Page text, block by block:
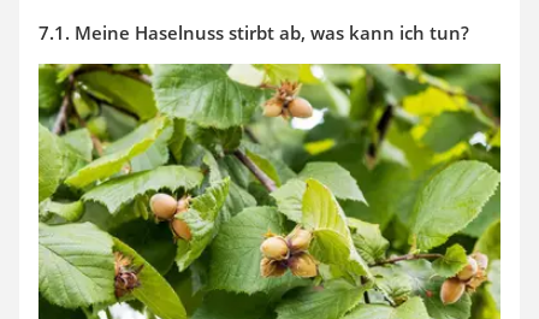
7.1. Meine Haselnuss stirbt ab, was kann ich tun?